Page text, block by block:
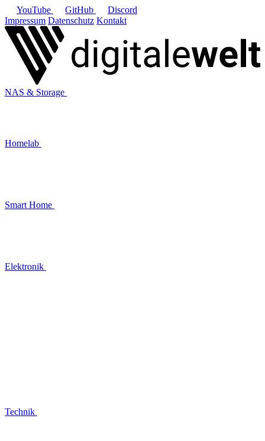
YouTube GitHub
Discord
Impressum Datenschutz Kontakt
NAS & Storage
Homelab
Smart Home
Elektronik
Technik